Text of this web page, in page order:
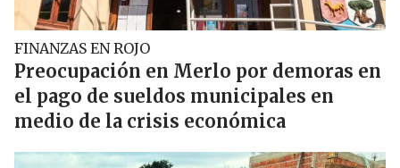
FINANZAS EN ROJO
Preocupación en Merlo por demoras en
el pago de sueldos municipales en
medio de la crisis económica